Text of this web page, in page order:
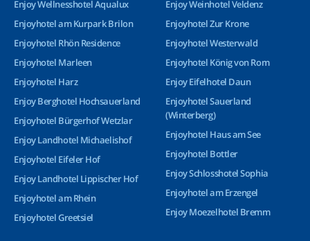
Enjoy Wellnesshotel Aqualux
Enjoyhotel am Kurpark Brilon
Enjoyhotel Rhön Residence
Enjoyhotel Marleen
Enjoyhotel Harz
Enjoy Berghotel Hochsauerland
Enjoyhotel Bürgerhof Wetzlar
Enjoy Landhotel Michaelishof
Enjoyhotel Eifeler Hof
Enjoy Landhotel Lippischer Hof
Enjoyhotel am Rhein
Enjoyhotel Greetsiel
Enjoy Weinhotel Veldenz
Enjoyhotel Zur Krone
Enjoyhotel Westerwald
Enjoyhotel König von Rom
Enjoy Eifelhotel Daun
Enjoyhotel Sauerland
(Winterberg)
Enjoyhotel Haus am See
Enjoyhotel Bottler
Enjoy Schlosshotel Sophia
Enjoyhotel am Erzengel
Enjoy Moezelhotel Bremm